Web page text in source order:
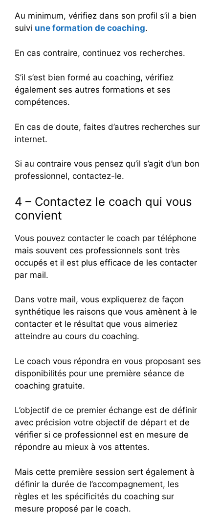
Au minimum, vérifiez dans son profil s’il a bien
suivi une formation de coaching.
En cas contraire, continuez vos recherches.
S’il s’est bien formé au coaching, vérifiez
également ses autres formations et ses
compétences.
En cas de doute, faites d’autres recherches sur
internet.
Si au contraire vous pensez qu’il s’agit d’un bon
professionnel, contactez-le.
4 – Contactez le coach qui vous
convient
Vous pouvez contacter le coach par téléphone
mais souvent ces professionnels sont très
occupés et il est plus efficace de les contacter
par mail.
Dans votre mail, vous expliquerez de façon
synthétique les raisons que vous amènent à le
contacter et le résultat que vous aimeriez
atteindre au cours du coaching.
Le coach vous répondra en vous proposant ses
disponibilités pour une première séance de
coaching gratuite.
L’objectif de ce premier échange est de définir
avec précision votre objectif de départ et de
vérifier si ce professionnel est en mesure de
répondre au mieux à vos attentes.
Mais cette première session sert également à
définir la durée de l’accompagnement, les
règles et les spécificités du coaching sur
mesure proposé par le coach.